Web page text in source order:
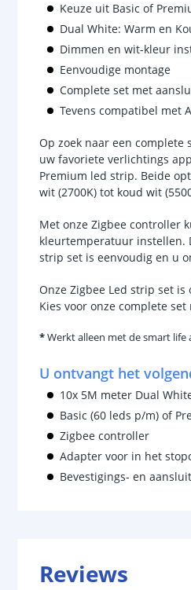
Keuze uit Basic of
Dual White: Warm en
Dimmen en wit-kleur
Eenvoudige montage
Complete set met
Tevens compatibel met
Op zoek naar een
uw favoriete verlichtings
Premium led strip. Beide
wit (2700K) tot koud wit
Met onze Zigbee controller
kleurtemperatuur instellen.
strip set is eenvoudig en u
Onze Zigbee Led strip set
Kies voor onze complete
*Werkt alleen met de smart life
U ontvangt het
10x 5M meter Dual
Basic (60 leds p/m) of
Zigbee controller
Adapter voor in het
Bevestigings- en
Reviews